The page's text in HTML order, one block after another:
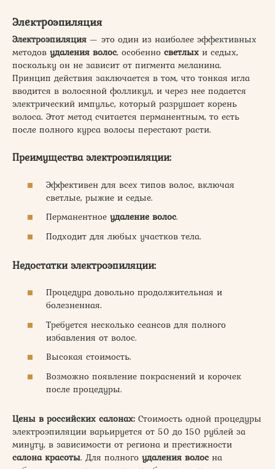
Электроэпиляция
Электроэпиляция — это один из наиболее эффективных
методов удаления волос, особенно светлых и седых,
поскольку он не зависит от пигмента меланина.
Принцип действия заключается в том, что тонкая игла
вводится в волосяной фолликул, и через нее подается
электрический импульс, который разрушает корень
волоса. Этот метод считается перманентным, то есть
после полного курса волосы перестают расти.
Преимущества электроэпиляции:
Эффективен для всех типов волос, включая
светлые, рыжие и седые.
Перманентное удаление волос.
Подходит для любых участков тела.
Недостатки электроэпиляции:
Процедура довольно продолжительная и
болезненная.
Требуется несколько сеансов для полного
избавления от волос.
Высокая стоимость.
Возможно появление покраснений и корочек
после процедуры.
Цены в российских салонах: Стоимость одной процедуры
электроэпиляции варьируется от 50 до 150 рублей за
минуту, в зависимости от региона и престижности
салона красоты. Для полного удаления волос на